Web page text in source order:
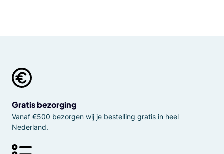
Gratis bezorging
Vanaf €500 bezorgen wij je bestelling gratis in heel
Nederland.